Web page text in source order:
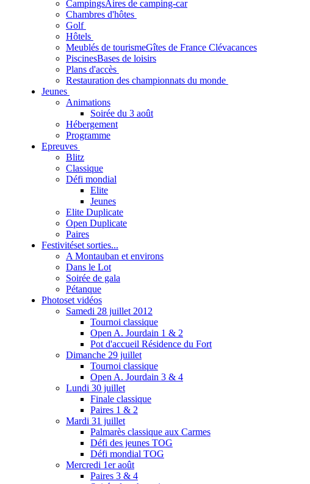
CampingsAires de camping-car
Chambres d'hôtes
Golf
Hôtels
Meublés de tourismeGîtes de France Clévacances
PiscinesBases de loisirs
Plans d'accès
Restauration des championnats du monde
Jeunes
Animations
Soirée du 3 août
Hébergement
Programme
Epreuves
Blitz
Classique
Défi mondial
Elite
Jeunes
Elite Duplicate
Open Duplicate
Paires
Festivitéset sorties...
A Montauban et environs
Dans le Lot
Soirée de gala
Pétanque
Photoset vidéos
Samedi 28 juillet 2012
Tournoi classique
Open A. Jourdain 1 & 2
Pot d'accueil Résidence du Fort
Dimanche 29 juillet
Tournoi classique
Open A. Jourdain 3 & 4
Lundi 30 juillet
Finale classique
Paires 1 & 2
Mardi 31 juillet
Palmarès classique aux Carmes
Défi des jeunes TOG
Défi mondial TOG
Mercredi 1er août
Paires 3 & 4